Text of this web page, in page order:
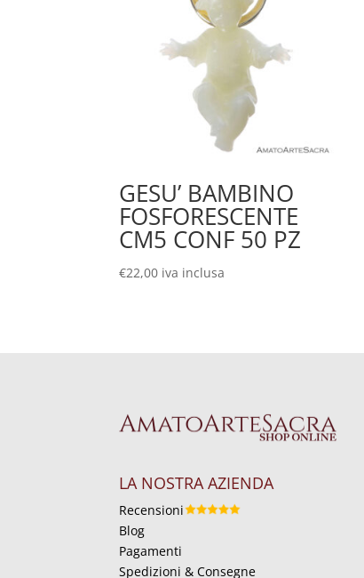
GESU’ BAMBINO
FOSFORESCENTE
CM5 CONF 50 PZ
€22,00 iva inclusa
LA NOSTRA AZIENDA
Recensioni
Blog
Pagamenti
Spedizioni & Consegne